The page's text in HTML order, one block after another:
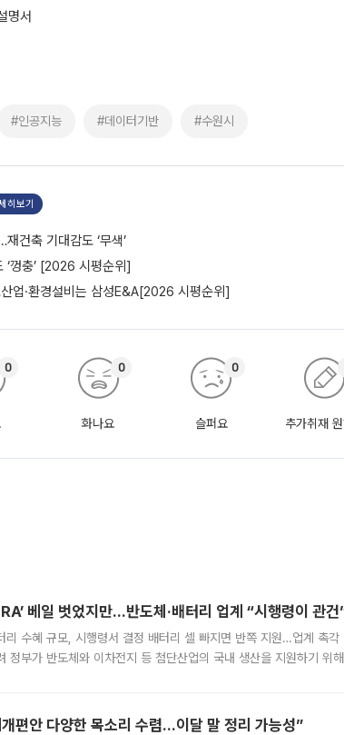
명서
#인공지능 #데이터기반 #수원시
히보기
건축 기대감도 ‘무색’
껑충’ [2026 시평순위]
업·환경설비는 삼성E&A[2026 시평순위]
0
화나요
0
슬퍼요
0
추가취재
베일 벗었지만…반도체·배터리 업계 “시행령이 관건
리 수혜 규모, 시행령서 결정 배터리 셀 빠지면 반쪽 지원…업계 촉
정부가 반도체와 이차전지 등 첨단산업의 국내 생산을 지원하기 위
편안 다양한 목소리 수렴…이달 말 정리 가능성”